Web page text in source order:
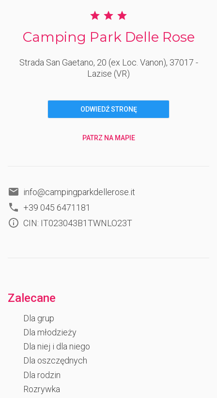
Camping Park Delle Rose
Strada San Gaetano, 20 (ex Loc. Vanon), 37017 -
Lazise (VR)
ODWIEDŹ STRONĘ
PATRZ NA MAPIE
info@campingparkdellerose.it
+39 045 6471181
CIN: IT023043B1TWNLO23T
Zalecane
Dla grup
Dla młodzieży
Dla niej i dla niego
Dla oszczędnych
Dla rodzin
Rozrywka